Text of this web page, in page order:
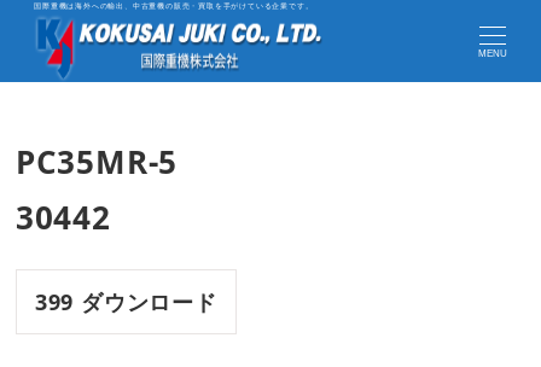
国際重機は海外への輸出、中古重機の販売・買取を手がけている企業です。
MENU
PC35MR-5
30442
399 ダウンロード